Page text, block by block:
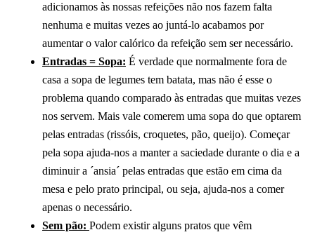
adicionamos às nossas refeições não nos fazem falta
nenhuma e muitas vezes ao juntá-lo acabamos por
aumentar o valor calórico da refeição sem ser necessário.
Entradas = Sopa: É verdade que normalmente fora de
casa a sopa de legumes tem batata, mas não é esse o
problema quando comparado às entradas que muitas vezes
nos servem. Mais vale comerem uma sopa do que optarem
pelas entradas (rissóis, croquetes, pão, queijo). Começar
pela sopa ajuda-nos a manter a saciedade durante o dia e a
diminuir a ´ansia´ pelas entradas que estão em cima da
mesa e pelo prato principal, ou seja, ajuda-nos a comer
apenas o necessário.
Sem pão: Podem existir alguns pratos que vêm